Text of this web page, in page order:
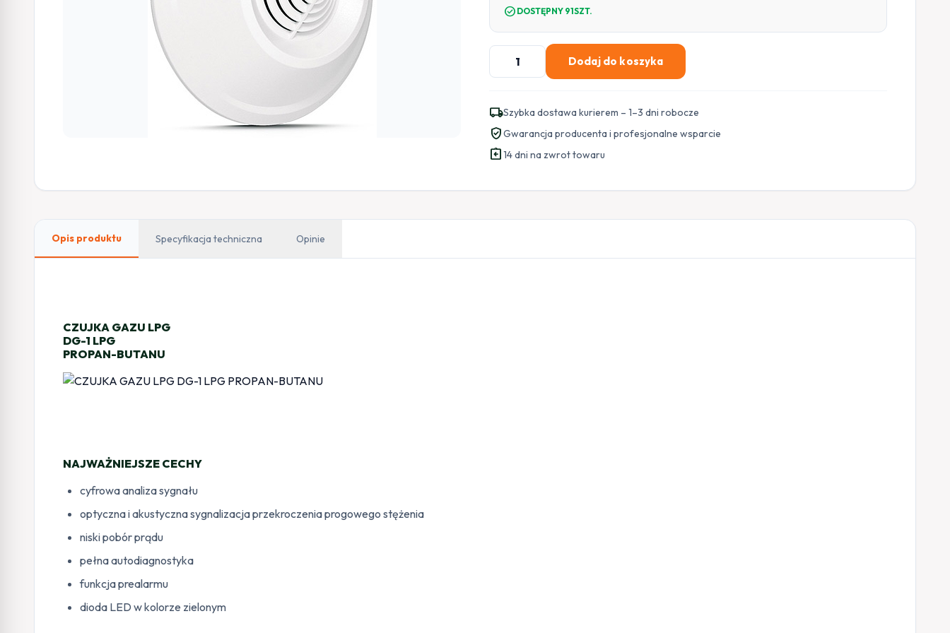
check_circle DOSTĘPNY 91SZT.
ilość
SATEL
GAZU
PROPAN-
BUTAN
DG-
LPG
Dodaj do koszyka
local_shippingSzybka dostawa kurierem – 1–3 dni robocze
verified_userGwarancja producenta i profesjonalne wsparcie
assignment_return14 dni na zwrot towaru
Opis produktu Specyfikacja techniczna Opinie
CZUJKA GAZU LPG
DG-1 LPG
PROPAN-BUTANU
NAJWAŻNIEJSZE CECHY
cyfrowa analiza sygnału
optyczna i akustyczna sygnalizacja przekroczenia progowego stężenia
niski pobór prądu
pełna autodiagnostyka
funkcja prealarmu
dioda LED w kolorze zielonym